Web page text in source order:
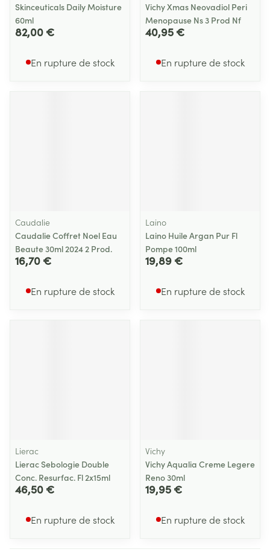
Skinceuticals Daily Moisture
60ml
82,00 €
En rupture de stock
Vichy Xmas Neovadiol Peri
Menopause Ns 3 Prod Nf
40,95 €
En rupture de stock
Caudalie
Caudalie Coffret Noel Eau
Beaute 30ml 2024 2 Prod.
16,70 €
En rupture de stock
Laino
Laino Huile Argan Pur Fl
Pompe 100ml
19,89 €
En rupture de stock
Lierac
Lierac Sebologie Double
Conc. Resurfac. Fl 2x15ml
46,50 €
En rupture de stock
Vichy
Vichy Aqualia Creme Legere
Reno 30ml
19,95 €
En rupture de stock